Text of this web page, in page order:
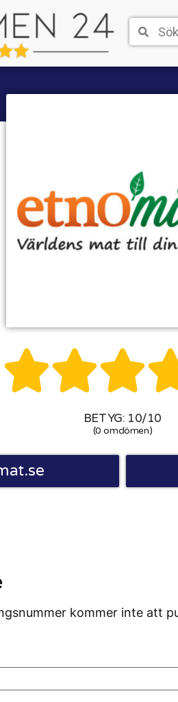

BETYG: 10/10
(0 omdömen)
kommer inte att